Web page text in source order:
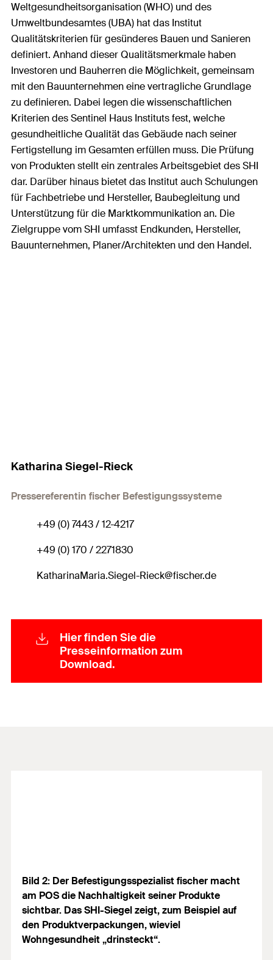
Weltgesundheitsorganisation (WHO) und des
Umweltbundesamtes (UBA) hat das Institut
Qualitätskriterien für gesünderes Bauen und Sanieren
definiert. Anhand dieser Qualitätsmerkmale haben
Investoren und Bauherren die Möglichkeit, gemeinsam
mit den Bauunternehmen eine vertragliche Grundlage
zu definieren. Dabei legen die wissenschaftlichen
Kriterien des Sentinel Haus Instituts fest, welche
gesundheitliche Qualität das Gebäude nach seiner
Fertigstellung im Gesamten erfüllen muss. Die Prüfung
von Produkten stellt ein zentrales Arbeitsgebiet des SHI
dar. Darüber hinaus bietet das Institut auch Schulungen
für Fachbetriebe und Hersteller, Baubegleitung und
Unterstützung für die Marktkommunikation an. Die
Zielgruppe vom SHI umfasst Endkunden, Hersteller,
Bauunternehmen, Planer/Architekten und den Handel.
Katharina Siegel-Rieck
Pressereferentin fischer Befestigungssysteme
+49 (0) 7443 / 12-4217
+49 (0) 170 / 2271830
KatharinaMaria.Siegel-Rieck@fischer.de
Hier finden Sie die
Presseinformation zum
Download.
Bild 2: Der Befestigungsspezialist fischer macht
am POS die Nachhaltigkeit seiner Produkte
sichtbar. Das SHI-Siegel zeigt, zum Beispiel auf
den Produktverpackungen, wieviel
Wohngesundheit „drinsteckt“.